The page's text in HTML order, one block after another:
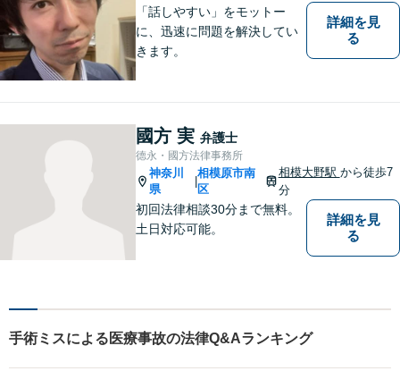
「話しやすい」をモットー
に、迅速に問題を解決してい
きます。
詳細を見
る
國方 実 弁護士
德永・國方法律事務所
神奈川
県
相模原市南
区
相模大野駅 から徒歩7
分
初回法律相談30分まで無料。
土日対応可能。
詳細を見
る
手術ミスによる医療事故の法律Q&Aランキング